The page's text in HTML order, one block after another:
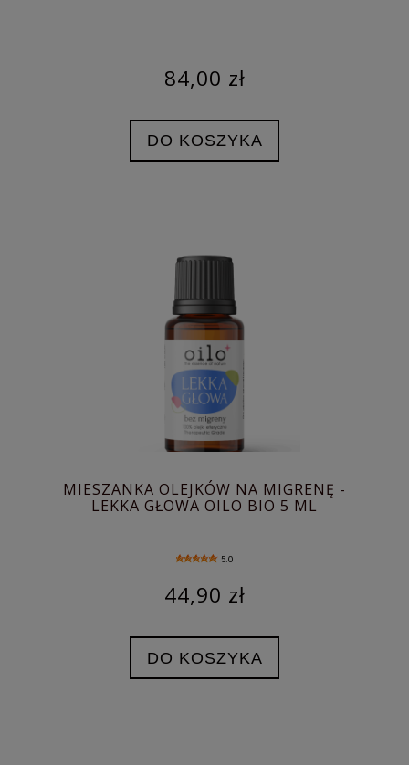
84,00 zł
DO KOSZYKA
MIESZANKA OLEJKÓW NA MIGRENĘ -
LEKKA GŁOWA OILO BIO 5 ML
5.0
44,90 zł
DO KOSZYKA